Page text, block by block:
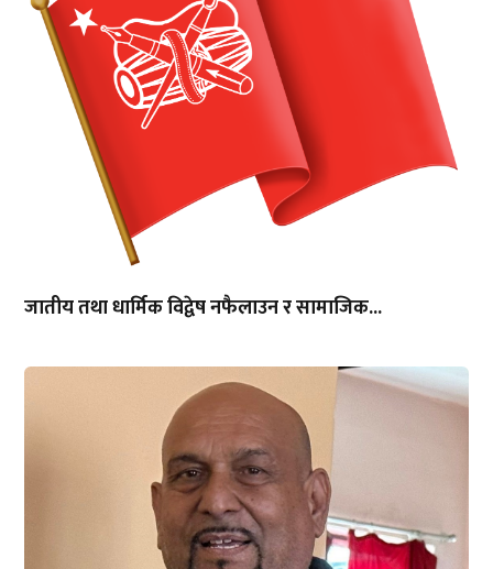
जातीय तथा धार्मिक विद्वेष नफैलाउन र सामाजिक...